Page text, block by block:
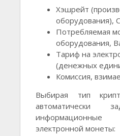
Хэшрейт
оборудования),
Потребляемая
оборудования,
Тариф на
(денежных
Комиссия,
Выбирая тип
автоматически
электронной монеты: